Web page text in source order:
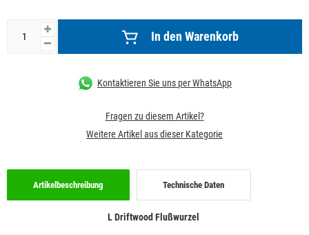
In den Warenkorb
Kontaktieren Sie uns per WhatsApp
Fragen zu diesem Artikel?
Weitere Artikel aus dieser Kategorie
Artikelbeschreibung Technische Daten
L Driftwood Flußwurzel